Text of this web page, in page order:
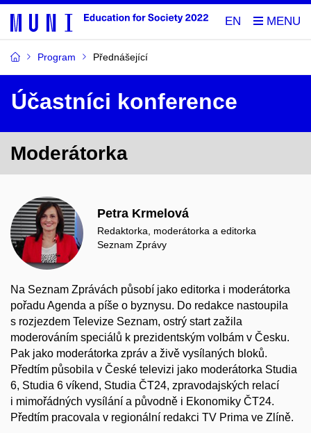
EN
Program Přednášející
Účastníci konference
Moderátorka
Petra Krmelová
Redaktorka, moderátorka a editorka
Seznam Zprávy
Na Seznam Zprávách působí jako editorka i moderátorka
pořadu Agenda a píše o byznysu. Do redakce nastoupila
s rozjezdem Televize Seznam, ostrý start zažila
moderováním speciálů k prezidentským volbám v Česku.
Pak jako moderátorka zpráv a živě vysílaných bloků.
Předtím působila v České televizi jako moderátorka Studia
6, Studia 6 víkend, Studia ČT24, zpravodajských relací
i mimořádných vysílání a původně i Ekonomiky ČT24.
Předtím pracovala v regionální redakci TV Prima ve Zlíně.